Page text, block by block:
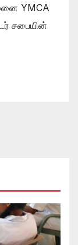
YMCA
சபையின்